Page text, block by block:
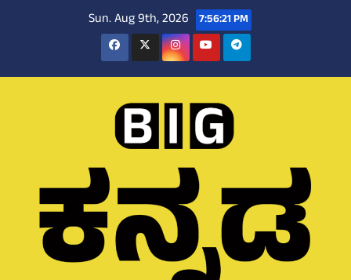
Sun. Aug 9th, 2026 7:56:22 PM